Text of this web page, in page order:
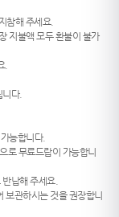
참해 주세요.
지불액 모두 환불이 불가
.
다.
능합니다.
로 무료드랍이 가능합니
납해 주세요.
보관하시는 것을 권장합니